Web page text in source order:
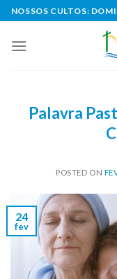
Skip
to
content
NOSSOS CULTOS:
Palavra
POSTED ON
24
fev